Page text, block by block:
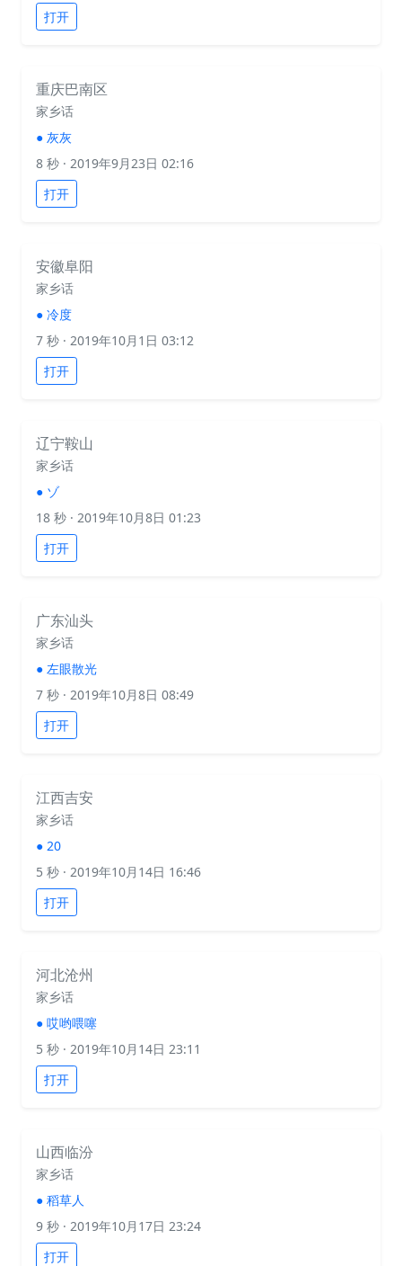
打开
重庆巴南区
家乡话
● 灰灰
8 秒 · 2019年9月23日 02:16
打开
安徽阜阳
家乡话
● 冷度
7 秒 · 2019年10月1日 03:12
打开
辽宁鞍山
家乡话
● ゾ
18 秒 · 2019年10月8日 01:23
打开
广东汕头
家乡话
● 左眼散光
7 秒 · 2019年10月8日 08:49
打开
江西吉安
家乡话
● 20
5 秒 · 2019年10月14日 16:46
打开
河北沧州
家乡话
● 哎哟喂噻
5 秒 · 2019年10月14日 23:11
打开
山西临汾
家乡话
● 稻草人
9 秒 · 2019年10月17日 23:24
打开